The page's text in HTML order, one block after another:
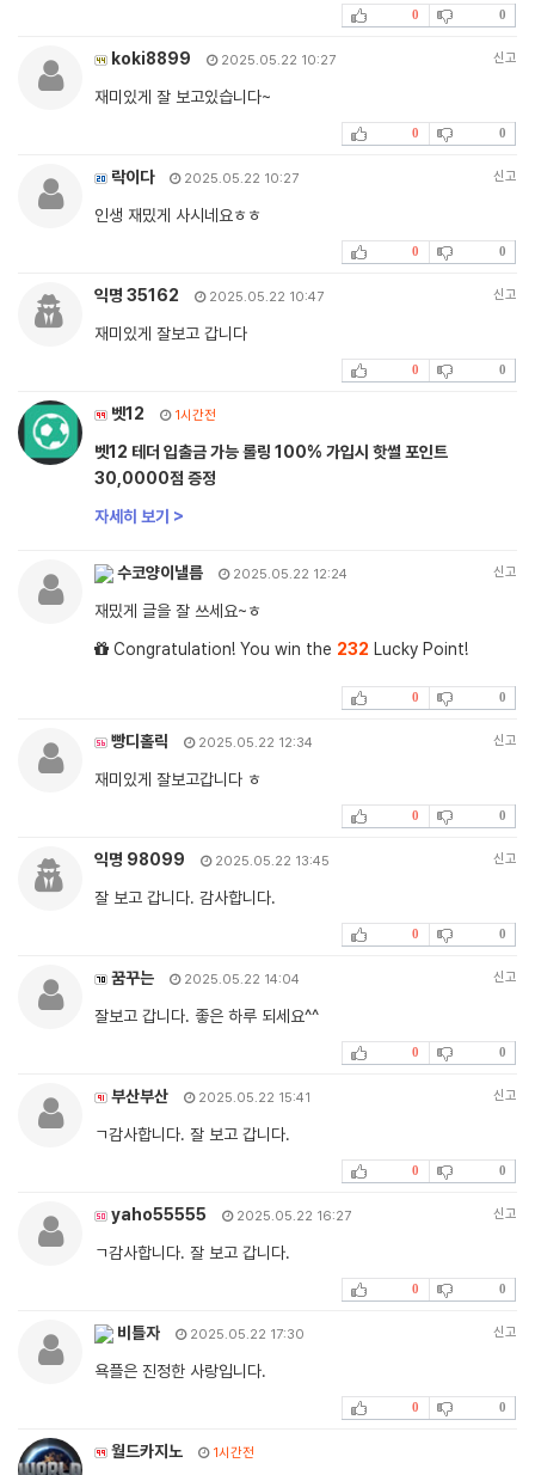
0 0
koki8899 2025.05.22 10:27 신고
재미있게 잘 보고있습니다~
0 0
락이다 2025.05.22 10:27 신고
인생 재밌게 사시네요ㅎㅎ
0 0
익명 35162 2025.05.22 10:47 신고
재미있게 잘보고 갑니다
0 0
벳12 1시간전
벳12 테더 입출금 가능 롤링 100% 가입시 핫썰 포인트
30,0000점 증정
자세히 보기 >
수코양이낼름 2025.05.22 12:24 신고
재밌게 글을 잘 쓰세요~ㅎ
Congratulation! You win the 232 Lucky Point!
0 0
빵디홀릭 2025.05.22 12:34 신고
재미있게 잘보고갑니다 ㅎ
0 0
익명 98099 2025.05.22 13:45 신고
잘 보고 갑니다. 감사합니다.
0 0
꿈꾸는 2025.05.22 14:04 신고
잘보고 갑니다. 좋은 하루 되세요^^
0 0
부산부산 2025.05.22 15:41 신고
ㄱ감사합니다. 잘 보고 갑니다.
0 0
yaho55555 2025.05.22 16:27 신고
ㄱ감사합니다. 잘 보고 갑니다.
0 0
비틀자 2025.05.22 17:30 신고
욕플은 진정한 사랑입니다.
0 0
월드카지노 1시간전